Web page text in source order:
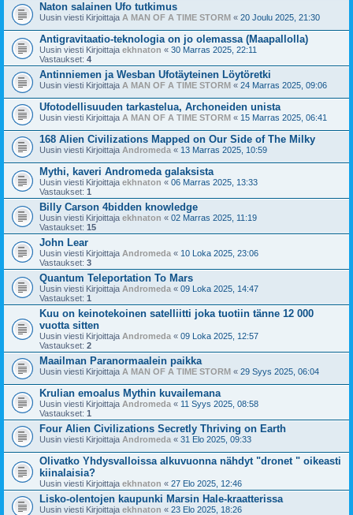
Naton salainen Ufo tutkimus
Uusin viesti Kirjoittaja A MAN OF A TIME STORM « 20 Joulu 2025, 21:30
Antigravitaatio-teknologia on jo olemassa (Maapallolla)
Uusin viesti Kirjoittaja ekhnaton « 30 Marras 2025, 22:11
Vastaukset: 4
Antinniemen ja Wesban Ufotäyteinen Löytöretki
Uusin viesti Kirjoittaja A MAN OF A TIME STORM « 24 Marras 2025, 09:06
Ufotodellisuuden tarkastelua, Archoneiden unista
Uusin viesti Kirjoittaja A MAN OF A TIME STORM « 15 Marras 2025, 06:41
168 Alien Civilizations Mapped on Our Side of The Milky
Uusin viesti Kirjoittaja Andromeda « 13 Marras 2025, 10:59
Mythi, kaveri Andromeda galaksista
Uusin viesti Kirjoittaja ekhnaton « 06 Marras 2025, 13:33
Vastaukset: 1
Billy Carson 4bidden knowledge
Uusin viesti Kirjoittaja ekhnaton « 02 Marras 2025, 11:19
Vastaukset: 15
John Lear
Uusin viesti Kirjoittaja Andromeda « 10 Loka 2025, 23:06
Vastaukset: 3
Quantum Teleportation To Mars
Uusin viesti Kirjoittaja Andromeda « 09 Loka 2025, 14:47
Vastaukset: 1
Kuu on keinotekoinen satelliitti joka tuotiin tänne 12 000
vuotta sitten
Uusin viesti Kirjoittaja Andromeda « 09 Loka 2025, 12:57
Vastaukset: 2
Maailman Paranormaalein paikka
Uusin viesti Kirjoittaja A MAN OF A TIME STORM « 29 Syys 2025, 06:04
Krulian emoalus Mythin kuvailemana
Uusin viesti Kirjoittaja Andromeda « 11 Syys 2025, 08:58
Vastaukset: 1
Four Alien Civilizations Secretly Thriving on Earth
Uusin viesti Kirjoittaja Andromeda « 31 Elo 2025, 09:33
Olivatko Yhdysvalloissa alkuvuonna nähdyt "dronet " oikeasti
kiinalaisia?
Uusin viesti Kirjoittaja ekhnaton « 27 Elo 2025, 12:46
Lisko-olentojen kaupunki Marsin Hale-kraatterissa
Uusin viesti Kirjoittaja ekhnaton « 23 Elo 2025, 18:26